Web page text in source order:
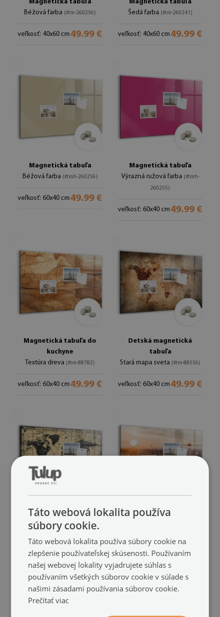
Magnetická tabuľa
Béžová farba (#tm-260256)
veľkosť: 40x60 cm 49.99 €
Magnetická tabuľa
Šedá farba (#tm-260241)
veľkosť: 40x60 cm 49.99 €
Magnetická tabuľa
Béžová farba (#tmh-260256)
veľkosť: 60x40 cm 49.99 €
Magnetická tabuľa
Výrazná ružová farba (#tmh-
260255)
veľkosť: 60x40 cm 49.99 €
Magnetická tabuľa do
kuchyne
Textúra dreva (#tm-88782)
veľkosť: 60x40 cm 49.99 €
Detská magnetická
tabuľa
Stará mapa sveta (#tm-88556)
veľkosť: 60x40 cm 49.99 €
Detská magnetická
tabuľa
Vintage mapa sveta
(#tm-
veľkosť: 60x40 cm 49.99 €
Magnetická tabuľa
88384)
Táto webová lokalita používa
súbory cookie.
Táto webová lokalita používa súbory cookie na
zlepšenie používateľskej skúsenosti. Používaním
našej webovej lokality vyjadrujete súhlas s
používaním všetkých súborov cookie v súlade s
našimi zásadami používania súborov cookie.
Prečítať viac